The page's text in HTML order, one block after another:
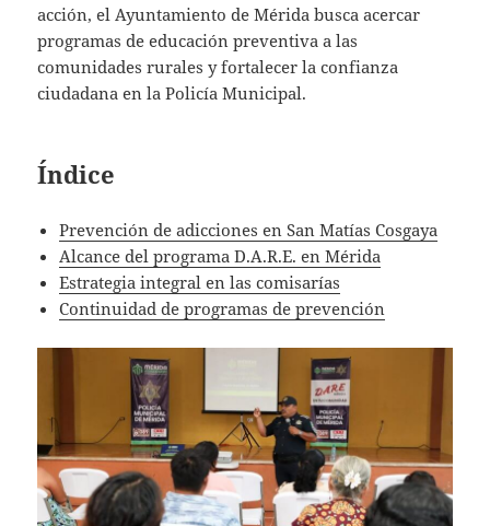
acción, el Ayuntamiento de Mérida busca acercar
programas de educación preventiva a las
comunidades rurales y fortalecer la confianza
ciudadana en la Policía Municipal.
Índice
Prevención de adicciones en San Matías Cosgaya
Alcance del programa D.A.R.E. en Mérida
Estrategia integral en las comisarías
Continuidad de programas de prevención